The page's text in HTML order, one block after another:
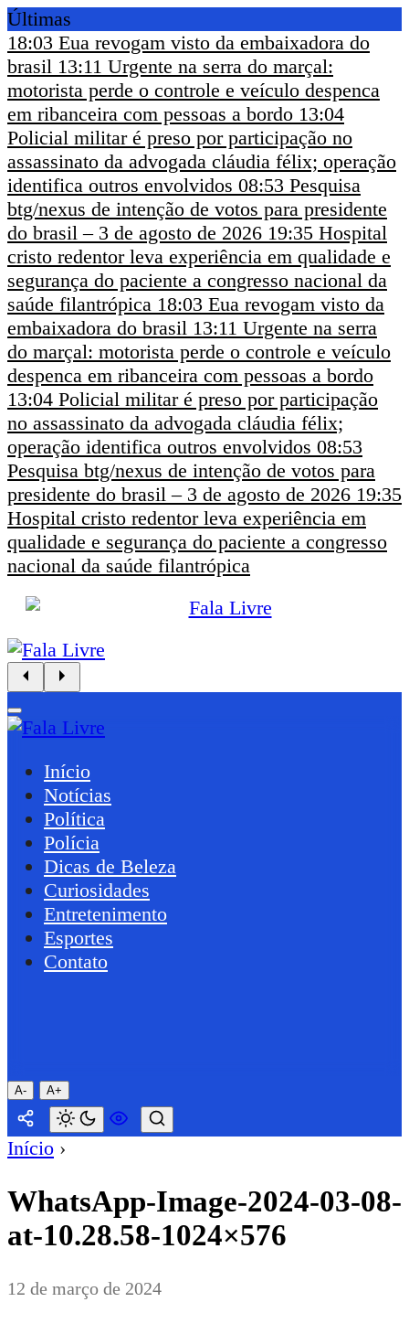
Últimas
18:03 Eua revogam visto da embaixadora do
brasil 13:11 Urgente na serra do marçal:
motorista perde o controle e veículo despenca
em ribanceira com pessoas a bordo 13:04
Policial militar é preso por participação no
assassinato da advogada cláudia félix; operação
identifica outros envolvidos 08:53 Pesquisa
btg/nexus de intenção de votos para presidente
do brasil – 3 de agosto de 2026 19:35 Hospital
cristo redentor leva experiência em qualidade e
segurança do paciente a congresso nacional da
saúde filantrópica 18:03 Eua revogam visto da
embaixadora do brasil 13:11 Urgente na serra
do marçal: motorista perde o controle e veículo
despenca em ribanceira com pessoas a bordo
13:04 Policial militar é preso por participação
no assassinato da advogada cláudia félix;
operação identifica outros envolvidos 08:53
Pesquisa btg/nexus de intenção de votos para
presidente do brasil – 3 de agosto de 2026 19:35
Hospital cristo redentor leva experiência em
qualidade e segurança do paciente a congresso
nacional da saúde filantrópica
Início
Notícias
Política
Polícia
Dicas de Beleza
Curiosidades
Entretenimento
Esportes
Contato
A- A+
Início ›
WhatsApp-Image-2024-03-08-
at-10.28.58-1024×576
12 de março de 2024